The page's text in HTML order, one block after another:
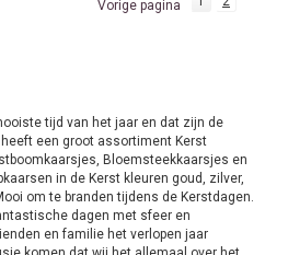
Vorige pagina
tijd van het jaar en dat zijn de
een groot assortiment Kerst
Bloemsteekkaarsjes en
in de Kerst kleuren goud, zilver,
om te branden tijdens de Kerstdagen.
dagen met sfeer en
en familie het verlopen jaar